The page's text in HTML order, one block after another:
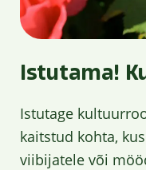
Istutama!
Istutage
kaitstud kohta,
viibijatele või